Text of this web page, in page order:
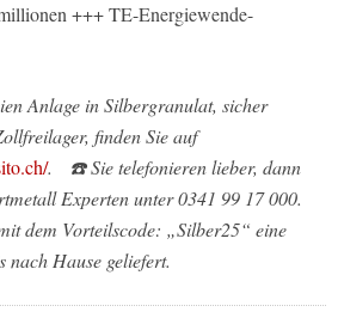
+++ TE-Energiewende-
Anlage in Silbergranulat, sicher
finden Sie auf
. ☎️ Sie telefonieren lieber, dann
Experten unter 0341 99 17 000.
dem Vorteilscode: „Silber25“ eine
Hause geliefert.